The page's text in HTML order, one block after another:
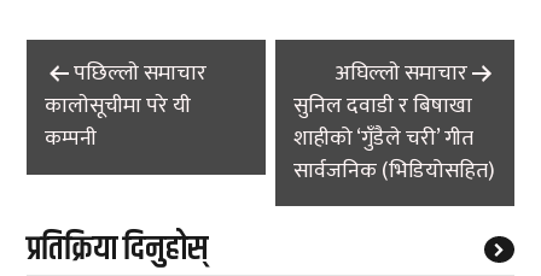
Post
navigation
पछिल्लाे समाचार
कालाेसूचीमा परे यी
कम्पनी
अघिल्लाे समाचार
सुनिल दवाडी र बिषाखा
शाहीको ‘गुँडैले चरी’ गीत
सार्वजनिक (भिडियोसहित)
प्रतिक्रिया दिनुहोस्